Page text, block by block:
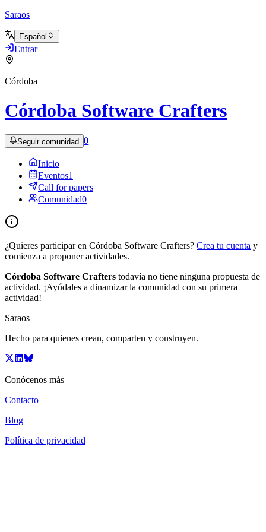
Saraos
Español
Entrar
Córdoba
Córdoba Software Crafters
Seguir comunidad 0
Inicio
Eventos1
Call for papers
Comunidad0
¿Quieres participar en Córdoba Software Crafters? Crea tu cuenta y
comienza a proponer actividades.
Córdoba Software Crafters todavía no tiene ninguna propuesta de
actividad. ¡Ayúdales a dinamizar la comunidad con su primera
actividad!
Saraos
Hecho para quienes crean, comparten y construyen.
Conócenos más
Contacto
Blog
Política de privacidad